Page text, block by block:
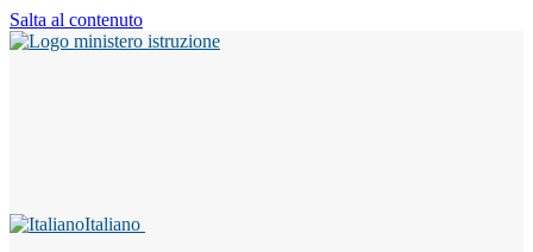
Salta al contenuto
Italiano